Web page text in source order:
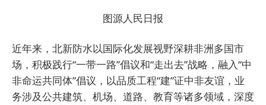
图源人民日报
近年来，北新防水以国际化发展视野深耕非洲多国市
场，积极践行“一带一路”倡议和“走出去”战略，融入“中
非命运共同体”倡议，以品质工程“建”证中非友谊，业
务涉及公共建筑、机场、道路、教育等诸多领域，深度